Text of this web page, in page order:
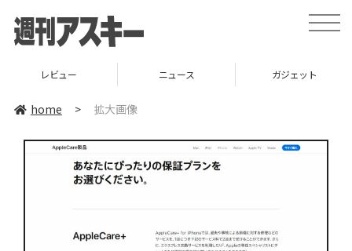
toggle
レビュー ニュース ガジェット
home > 拡大画像